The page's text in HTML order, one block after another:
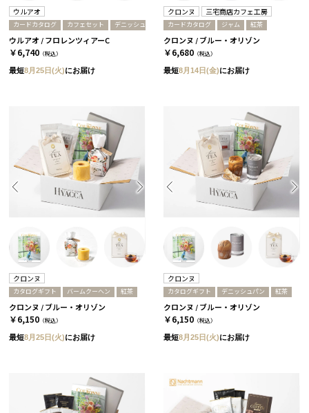
ウルアオ
カードカタログ カフェセット デニッシュパン
ウルアオ / フロレンツィアーC
￥6,740 （税込）
最短8月25日(火)にお届け
クロンヌ 三宅商店カフェ工房
カードカタログ ジャム 紅茶
クロンヌ / ブルー・オリゾン
￥6,680 （税込）
最短8月14日(金)にお届け
クロンヌ
カタログギフト バームクーヘン 紅茶
クロンヌ / ブルー・オリゾン
￥6,150 （税込）
最短8月25日(火)にお届け
クロンヌ
カタログギフト デニッシュパン 紅茶
クロンヌ / ブルー・オリゾン
￥6,150 （税込）
最短8月25日(火)にお届け